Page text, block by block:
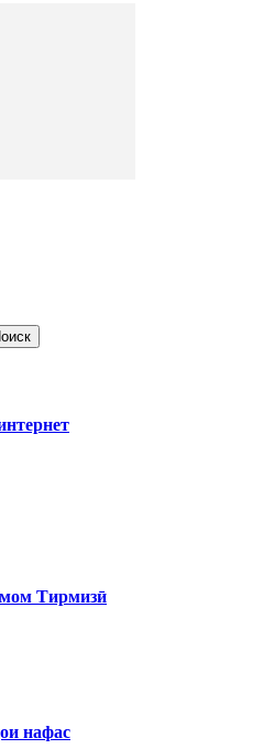
Тирмизӣ
нафас